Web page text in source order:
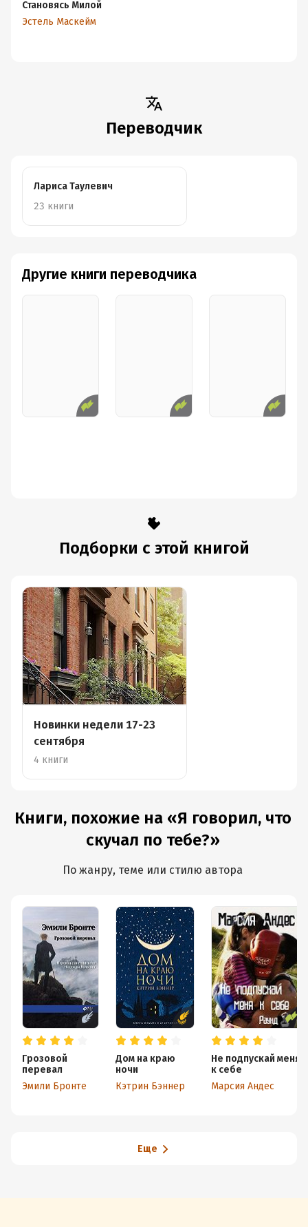
Становясь Милой
Эстель Маскейм
Переводчик
Лариса Таулевич
23 книги
Другие книги переводчика
Подборки с этой книгой
Новинки недели 17-23
сентября
4 книги
Книги, похожие на «Я говорил, что
скучал по тебе?»
По жанру, теме или стилю автора
Грозовой
перевал
Эмили Бронте
Дом на краю
ночи
Кэтрин Бэннер
Не подпускай меня
к себе
Марсия Андес
Еще